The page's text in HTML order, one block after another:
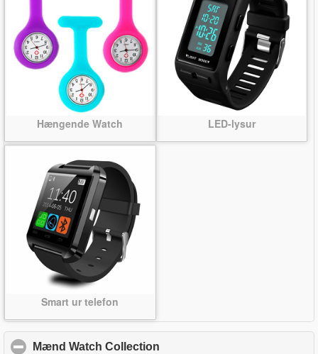
Hængende Watch LED-lysur
Smart ur telefon
Mænd Watch Collection